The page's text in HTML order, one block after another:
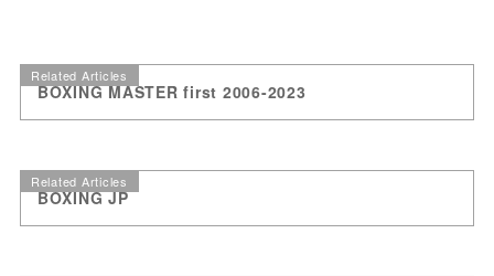
Related Articles
BOXING MASTER first 2006-2023
Related Articles
BOXING JP